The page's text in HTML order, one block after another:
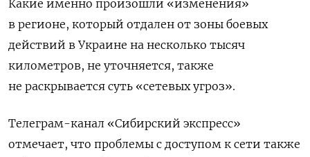
Какие именно произошли «изменения»
в регионе, который отдален от зоны боевых
действий в Украине на несколько тысяч
километров, не уточняется, также
не раскрывается суть «сетевых угроз».
Телеграм-канал «Сибирский экспресс»
отмечает, что проблемы с доступом к сети также